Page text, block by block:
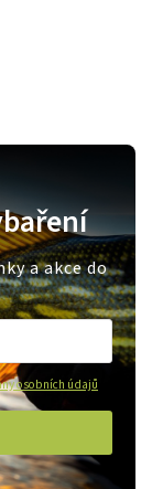
a akce do
osobních údajů